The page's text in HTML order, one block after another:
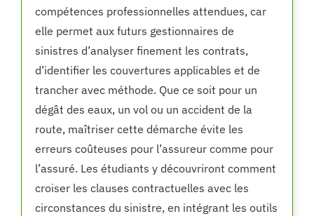
compétences professionnelles attendues, car
elle permet aux futurs gestionnaires de
sinistres d’analyser finement les contrats,
d’identifier les couvertures applicables et de
trancher avec méthode. Que ce soit pour un
dégât des eaux, un vol ou un accident de la
route, maîtriser cette démarche évite les
erreurs coûteuses pour l’assureur comme pour
l’assuré. Les étudiants y découvriront comment
croiser les clauses contractuelles avec les
circonstances du sinistre, en intégrant les outils